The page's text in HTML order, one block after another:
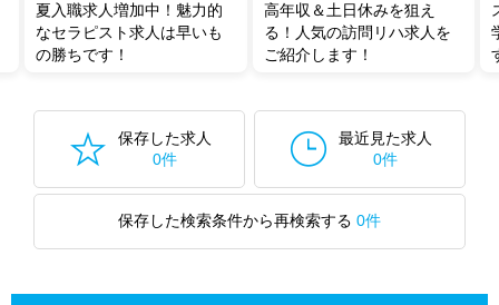
夏入職求人増加中！魅力的
なセラピスト求人は早いも
の勝ちです！
高年収＆土日休みを狙え
る！人気の訪問リハ求人を
ご紹介します！
保存した求人
0件
最近見た求人
0件
保存した検索条件から再検索する 0件